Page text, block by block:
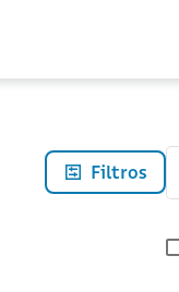
Filtros